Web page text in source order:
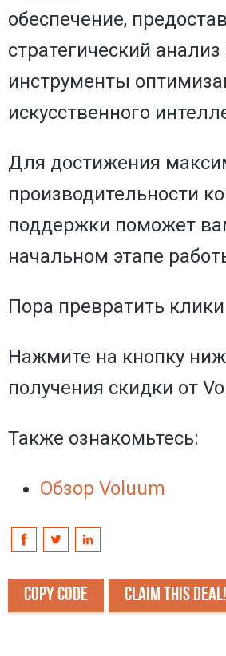
обеспечение,
стратегический анализ
инструменты
искусственного
Для достижения
производительности
поддержки поможет
начальном этапе
Пора превратить
Нажмите на кнопку
получения скидки от
Также ознакомьтесь:
Обзор Voluum
COPY CODE CLAIM THIS DEAL!